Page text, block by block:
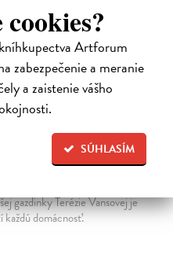
Artforum
zabezpečenie a meranie
a zaistenie vášho
SÚHLASÍM
gazdinky Terézie Vansovej je
každú domácnosť.